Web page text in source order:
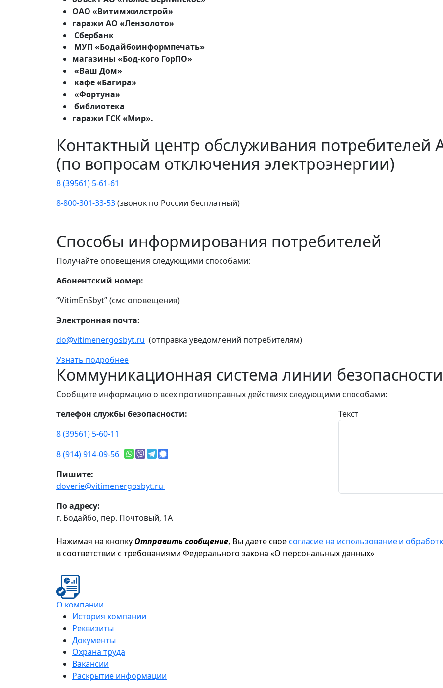
ОАО «Витимжилстрой»
гаражи АО «Лензолото»
Сбербанк
МУП «Бодайбоинформпечать»
магазины «Бод-кого ГорПО»
«Ваш Дом»
кафе «Багира»
«Фортуна»
библиотека
гаражи ГСК «Мир».
Контактный центр обслуживания потребителей
(по вопросам отключения электроэнергии)
8 (39561) 5-61-61
8-800-301-33-53(звонок по России бесплатный)
Способы информирования потребителей
Получайте оповещения следующими способами:
Абонентский номер:
“VitimEnSbyt” (смс оповещения)
Электронная почта:
do@vitimenergosbyt.ru (отправка уведомлений потребителям)
Узнать подробнее
Коммуникационная система линии безопасности
Сообщите информацию о всех противоправных действиях следующими способами:
телефон службы безопасности:
8 (39561) 5-60-11
8 (914) 914-09-56
Пишите:
doverie@vitimenergosbyt.ru
По адресу:
г. Бодайбо, пер. Почтовый, 1А
Текст
Нажимая на кнопку Отправить сообщение, Вы даете своесогласие на использование и
в соответствии с требованиями Федерального закона «О персональных данных»
О компании
История компании
Реквизиты
Документы
Охрана труда
Вакансии
Раскрытие информации